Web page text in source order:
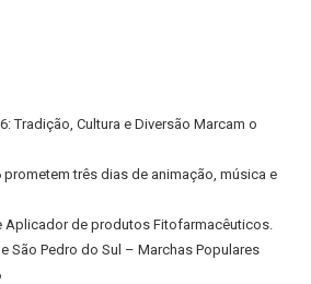
Tradição, Cultura e Diversão Marcam o
prometem três dias de animação, música e
Aplicador de produtos Fitofarmacêuticos.
São Pedro do Sul – Marchas Populares